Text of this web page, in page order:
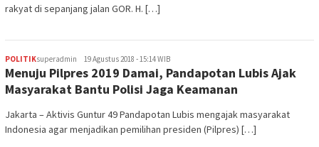
rakyat di sepanjang jalan GOR. H. […]
POLITIKsuperadmin 19 Agustus 2018 - 15:14 WIB
Menuju Pilpres 2019 Damai, Pandapotan Lubis Ajak
Masyarakat Bantu Polisi Jaga Keamanan
Jakarta – Aktivis Guntur 49 Pandapotan Lubis mengajak masyarakat
Indonesia agar menjadikan pemilihan presiden (Pilpres) […]